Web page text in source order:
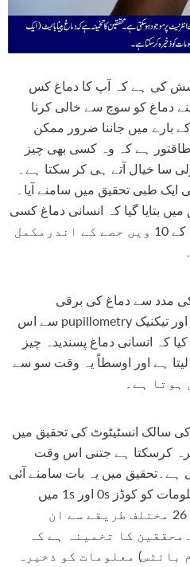
-10%
کی ہے کہ آپ کا دماغ کس
دماغ کو سوچ سے خالی کرنا
بارے میں جاننا ضرور ممکن
طاقتور ہے کہ وہ کسی بھی چیز
سا خیال آتے ہی کر سکتا ہے۔
ایک طبی تحقیق میں سامنے آیا۔
بتایا گیا کہ انسانی دماغ کسی
جانی پہچانی چیز کو ایک سیکنڈ کے 10 ویں حصے کے اندرمکمل
مدد سے دماغ کی برقی
سرگرمی کو ریکارڈ کیا اور ایک اور تیکنیک pupillometry سے اس
کہ انسانی دماغ پسندیدہ چیز
لیتا ہے اور اوسطاً یہ وقت سو سے
امریکا کی سالک انسٹیٹوٹ کی تحقیق میں
کرسکتا ہے جتنی اس وقت
ہے۔تحقیق میں یہ بات سامنے آئی
کہ کمپیوٹرز کے برعکس جو معلومات کو کوڈز 0s اور 1s میں
اسٹور کرتے ہیں، دماغی خلیات 26 مختلف طریقے سے ان
کا تخمینہ ہے کہ
بائٹس) معلومات کو ذخیرہ